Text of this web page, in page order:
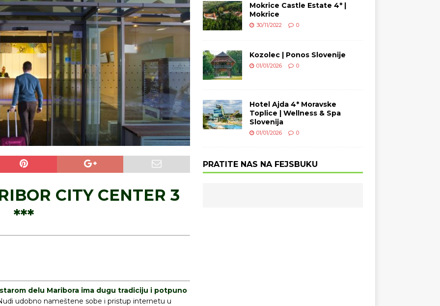
CITY CENTER 3
***
delu Maribora ima dugu tradiciju i potpuno
udobno nameštene sobe i pristup internetu u
Mokrice Castle Estate 4* |
Mokrice
30/11/2022 0
Kozolec | Ponos Slovenije
01/01/2026 0
Hotel Ajda 4* Moravske
Toplice | Wellness & Spa
Slovenija
01/01/2026 0
PRATITE NAS NA FEJSBUKU